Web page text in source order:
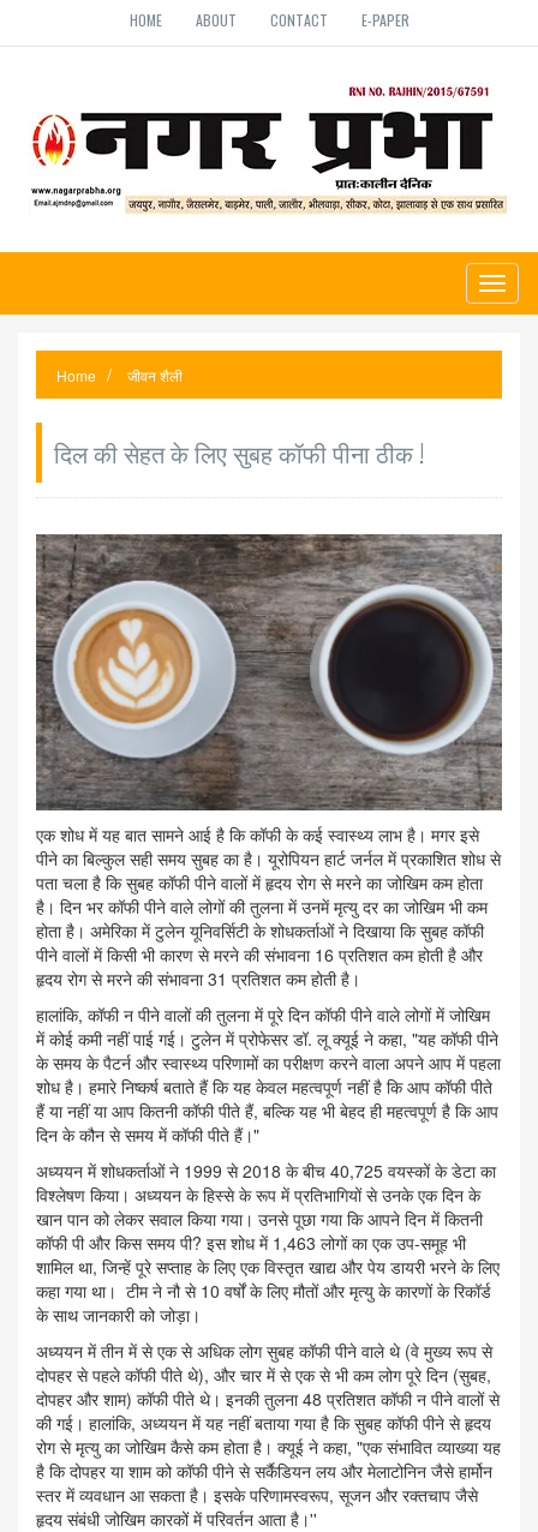
HOME ABOUT CONTACT E-PAPER
Home जीवन शैली
दिल की सेहत के लिए सुबह कॉफी पीना ठीक !
एक शोध में यह बात सामने आई है कि कॉफी के कई स्वास्थ्य लाभ है। मगर इसे
पीने का बिल्‍कुल सही समय सुबह का है। यूरोपियन हार्ट जर्नल में प्रकाशित शोध से
पता चला है कि सुबह कॉफी पीने वालों में हृदय रोग से मरने का जोखिम कम होता
है। दिन भर कॉफी पीने वाले लोगों की तुलना में उनमें मृत्यु दर का जोखिम भी कम
होता है। अमेरिका में टुलेन यूनिवर्सिटी के शोधकर्ताओं ने दिखाया कि सुबह कॉफी
पीने वालों में किसी भी कारण से मरने की संभावना 16 प्रतिशत कम होती है और
हृदय रोग से मरने की संभावना 31 प्रतिशत कम होती है।
हालांकि, कॉफी न पीने वालों की तुलना में पूरे दिन कॉफी पीने वाले लोगों में जोखिम
में कोई कमी नहीं पाई गई। टुलेन में प्रोफेसर डॉ. लू क्यूई ने कहा, "यह कॉफी पीने
के समय के पैटर्न और स्वास्थ्य परिणामों का परीक्षण करने वाला अपने आप में पहला
शोध है। हमारे निष्कर्ष बताते हैं कि यह केवल महत्वपूर्ण नहीं है कि आप कॉफी पीते
हैं या नहीं या आप कितनी कॉफी पीते हैं, बल्कि यह भी बेहद ही महत्वपूर्ण है कि आप
दिन के कौन से समय में कॉफी पीते हैं।"
अध्ययन में शोधकर्ताओं ने 1999 से 2018 के बीच 40,725 वयस्कों के डेटा का
विश्लेषण किया। अध्ययन के हिस्से के रूप में प्रतिभागियों से उनके एक दिन के
खान पान को लेकर सवाल किया गया। उनसे पूछा गया कि आपने दिन में कितनी
कॉफी पी और किस समय पी? इस शोध में 1,463 लोगों का एक उप-समूह भी
शामिल था, जिन्हें पूरे सप्ताह के लिए एक विस्तृत खाद्य और पेय डायरी भरने के लिए
कहा गया था। टीम ने नौ से 10 वर्षों के लिए मौतों और मृत्यु के कारणों के रिकॉर्ड
के साथ जानकारी को जोड़ा।
अध्ययन में तीन में से एक से अधिक लोग सुबह कॉफी पीने वाले थे (वे मुख्य रूप से
दोपहर से पहले कॉफी पीते थे), और चार में से एक से भी कम लोग पूरे दिन (सुबह,
दोपहर और शाम) कॉफी पीते थे। इनकी तुलना 48 प्रतिशत कॉफी न पीने वालों से
की गई। हालांकि, अध्ययन में यह नहीं बताया गया है कि सुबह कॉफी पीने से हृदय
रोग से मृत्यु का जोखिम कैसे कम होता है। क्यूई ने कहा, "एक संभावित व्याख्या यह
है कि दोपहर या शाम को कॉफी पीने से सर्कैडियन लय और मेलाटोनिन जैसे हार्मोन
स्तर में व्यवधान आ सकता है। इसके परिणामस्वरूप, सूजन और रक्तचाप जैसे
हृदय संबंधी जोखिम कारकों में परिवर्तन आता है।''